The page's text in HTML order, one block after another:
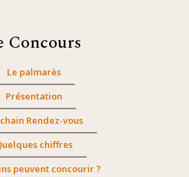
Concours
Le palmarès
Présentation
Rendez-vous
chiffres
peuvent concourir ?